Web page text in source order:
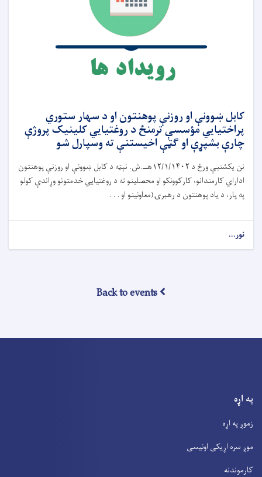
کابل ښوونې او روزنې پوهنتون او د سهار ستوري
پراختیايي مؤسسې ترمنځ د روغتیايي کلینیک پروژې
چارې بشپړې او ګټې اخیستنې ته وسپارل شو
نن یکشنبې ورځ د ۱۲/۱/۱۴۰۲هــ.ش. نېټه د کابل ښوونې او روزنې پوهنتون
اداراي کارمندانو، کارکوونکو او محصلینو ته د روغتیایي خدمتونو وړاندې کولو
په پار، د یاد پوهنتون د رهبرۍ(معاونینو او . . .
نور...
Back to events
په اړه
زموږ په اړه
موږ سره اړیکی اونیسی
کارموندنه